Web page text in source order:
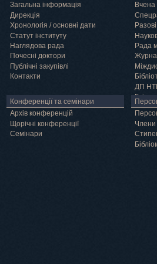
Загальна інформація
Дирекція
Хронологія / основні дати
Статут інституту
Наглядова рада
Почесні доктори
Публічні закупівлі
Контакти
Рада
ДП
Грід
Конференції та семінари
Архів конференцій
Щорічні конференції
Семінари
Члени